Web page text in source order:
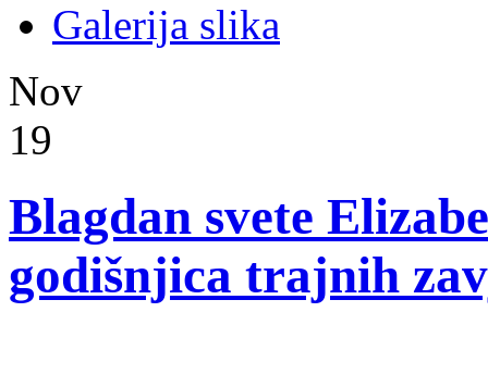
Galerija slika
Nov
19
Blagdan svete
godišnjica trajnih